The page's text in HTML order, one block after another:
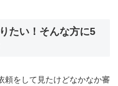
たい！そんな方に5
頼をして見たけどなかなか審